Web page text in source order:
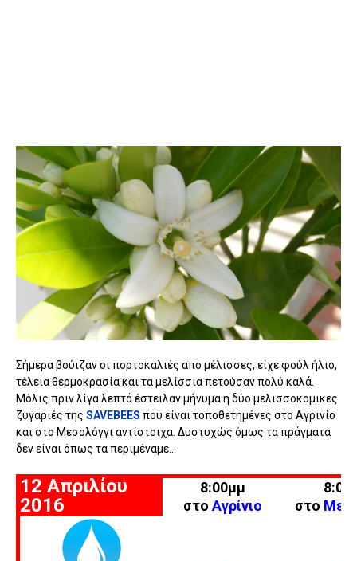
Σήμερα βούιζαν οι πορτοκαλιές απο μέλισσες, είχε φούλ ήλιο,
τέλεια θερμοκρασία και τα μελίσσια πετούσαν πολύ καλά.
Μόλις πριν λίγα λεπτά έστειλαν μήνυμα η δύο μελισσοκομικες
ζυγαριές της SAVEBEES που είναι τοποθετημένες στο Αγρινίο
και στο Μεσολόγγι αντίστοιχα. Δυστυχώς όμως τα πράγματα
δεν είναι όπως τα περιμέναμε...
12 Απριλίου
2016
8:00μμ
στο Αγρίνιο
στο